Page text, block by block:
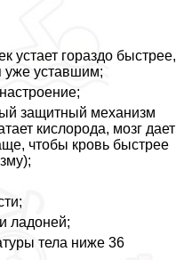
устает гораздо быстрее,
уже уставшим;
защитный механизм
кислорода, мозг дает
чтобы кровь быстрее
ладоней;
тела ниже 36